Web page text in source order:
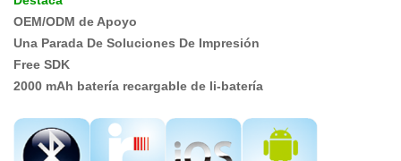
OEM/ODM de Apoyo
Una Parada De Soluciones De Impresión
Free SDK
2000 mAh batería recargable de li-batería